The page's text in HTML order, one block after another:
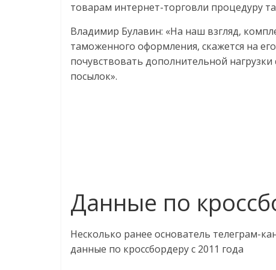
товарам интернет-торговли процедуру
Владимир Булавин: «На наш взгляд,
таможенного оформления, скажется на
почувствовать дополнительной
посылок».
Данные по
Несколько ранее основатель телеграм-
данные по кроссбордеру с 2011 года